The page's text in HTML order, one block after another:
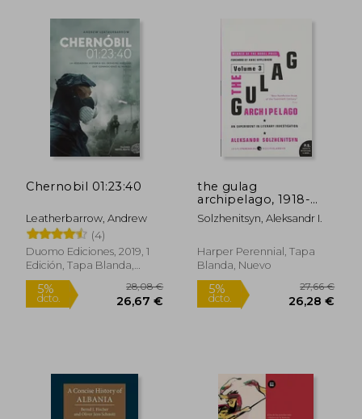
dcto.
Chernobil 01:23:40
Leatherbarrow, Andrew
(4)
Duomo Ediciones, 2019, 1
Edición, Tapa Blanda,
Nuevo
the gulag
archipelago, 1918-
1956 (en Inglés)
Solzhenitsyn, Aleksandr I.
Harper Perennial, Tapa
Blanda, Nuevo